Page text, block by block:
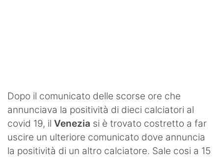
Contatti
Dopo il comunicato delle scorse ore che
annunciava la positività di dieci calciatori al
covid 19, il Venezia si è trovato costretto a far
uscire un ulteriore comunicato dove annuncia
la positività di un altro calciatore. Sale cosi a 15